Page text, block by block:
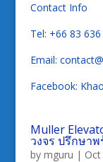
Contact Info
Tel: +66 83
Email:
Facebook:
Muller
วงจร ปรึกษา
by mguru |